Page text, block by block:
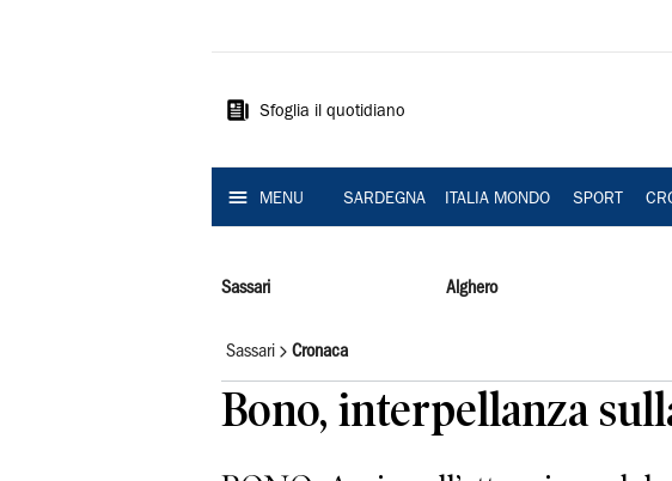
Sardegna
Sfoglia il quotidiano
MENU SARDEGNA ITALIA MONDO SPORT
Sassari Alghero
Sassari Cronaca
Bono, interpellanza